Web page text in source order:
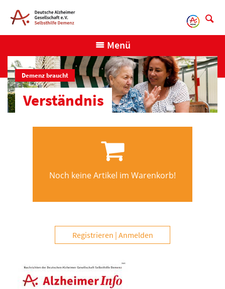
Menü
Demenz braucht
Verständnis
Noch keine Artikel im Warenkorb!
Registrieren Anmelden